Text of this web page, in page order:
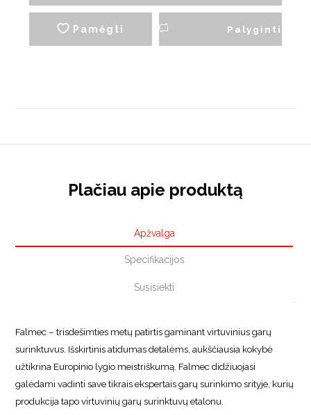
Pamėgti Palyginti
Plačiau apie produktą
Apžvalga
Specifikacijos
Susisiekti
Falmec – trisdešimties metų patirtis gaminant virtuvinius garų
surinktuvus. Išskirtinis atidumas detalėms, aukščiausia kokybė
užtikrina Europinio lygio meistriškumą. Falmec didžiuojasi
galėdami vadinti save tikrais ekspertais garų surinkimo srityje, kurių
produkcija tapo virtuvinių garų surinktuvų etalonu.